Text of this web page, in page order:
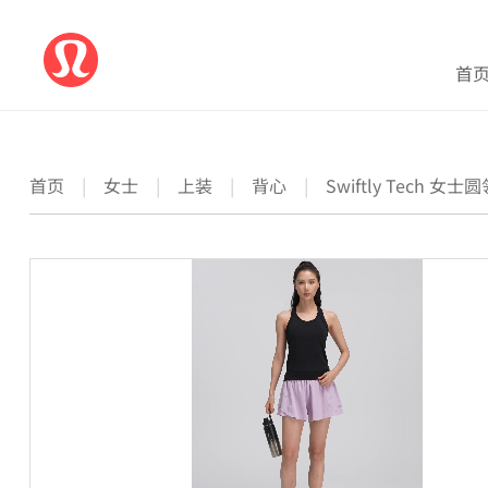
首
首页 | 女士 | 上装 | 背心 | Swiftly Tech 女士圆